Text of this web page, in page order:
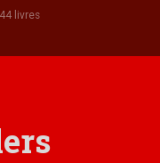
livres